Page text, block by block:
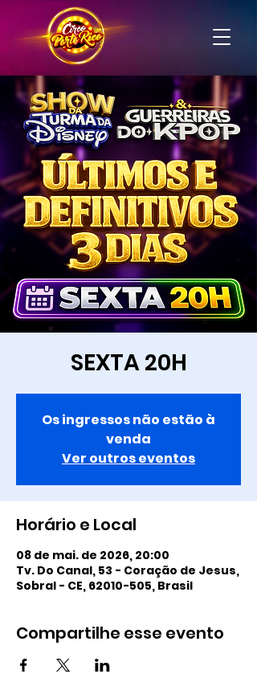
SEXTA 20H
Os ingressos não estão à
venda
Ver outros eventos
Horário e Local
08 de mai. de 2026, 20:00
Tv. Do Canal, 53 - Coração de Jesus,
Sobral - CE, 62010-505, Brasil
Compartilhe esse evento